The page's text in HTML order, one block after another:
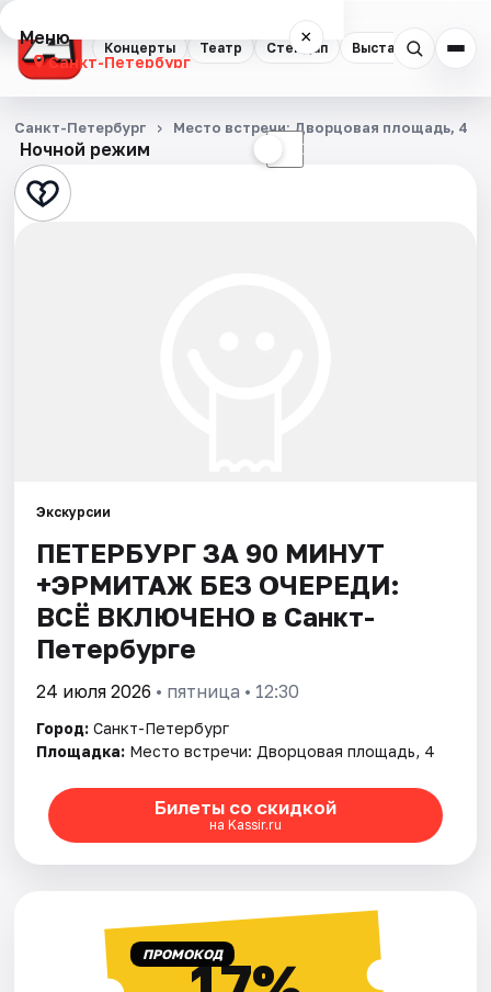
Концерты Театр Стендап Выставки
Меню ×
Санкт-Петербург
Концерты
Театр
Стендап
Города
Площадки
Артисты
Рейтинги
Ночной режим ☾
Санкт-Петербург Место встречи: Дворцовая площадь, 4
Экскурсии
ПЕТЕРБУРГ ЗА 90 МИНУТ
+ЭРМИТАЖ БЕЗ ОЧЕРЕДИ:
ВСЁ ВКЛЮЧЕНО в Санкт-
Петербурге
24 июля 2026 • пятница • 12:30
Город: Санкт-Петербург
Площадка: Место встречи: Дворцовая площадь, 4
Билеты со скидкой
на Kassir.ru
ПРОМОКОД